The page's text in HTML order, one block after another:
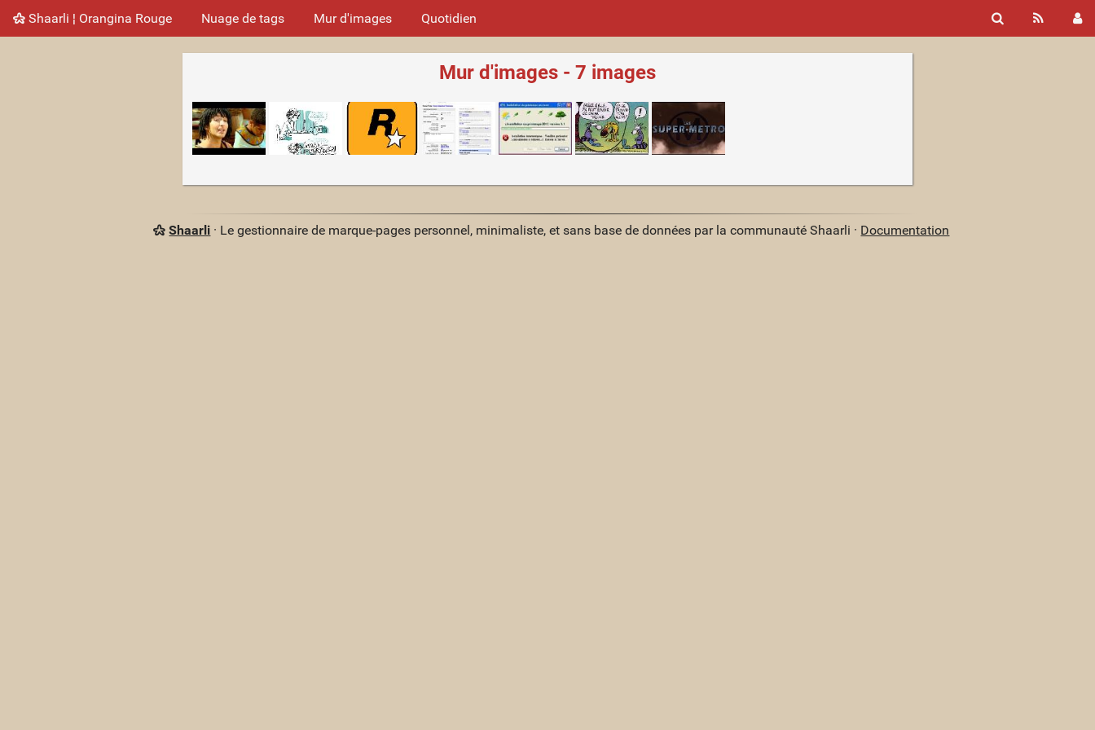
Shaarli ¦ Orangina Rouge Nuage de tags Mur d'images Quotidien
Mur d'images - 7 images
Shaarli · Le gestionnaire de marque-pages personnel, minimaliste, et sans base de données par la communauté Shaarli · Documentation